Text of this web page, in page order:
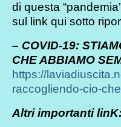
di questa
sul link qui sotto
– COVID-19:
CHE ABBIAMO
https://
raccogliendo-cio-
Altri importanti